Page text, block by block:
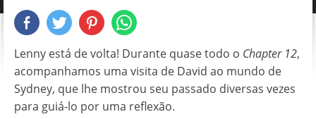
Lenny está de volta! Durante quase todo o Chapter 12,
acompanhamos uma visita de David ao mundo de
Sydney, que lhe mostrou seu passado diversas vezes
para guiá-lo por uma reflexão.